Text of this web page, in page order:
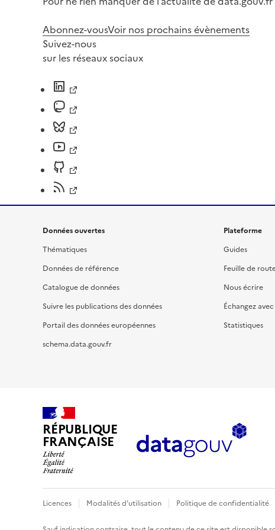
Abonnez-vousVoir nos prochains évènements
Suivez-nous
sur les réseaux sociaux
Données ouvertes
Thématiques
Données de référence
Catalogue de données
Suivre les publications des données
Portail des données européennes
schema.data.gouv.fr
Plateforme
Guides
Feuille de
Nous écrire
Échangez
Statistiques
RÉPUBLIQUE
FRANÇAISE
Licences Modalités d'utilisation Politique de confidentialité